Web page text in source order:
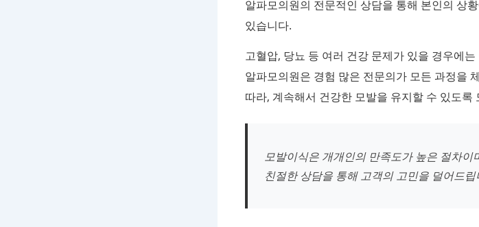
알파모의원의 전문적인 상담을 통해 본인의 상
있습니다.
고혈압, 당뇨 등 여러 건강 문제가 있을 경우에
알파모의원은 경험 많은 전문의가 모든 과정을
따라, 계속해서 건강한 모발을 유지할 수 있도록
모발이식은 개개인의 만족도가 높은 절차
친절한 상담을 통해 고객의 고민을 덜어드립